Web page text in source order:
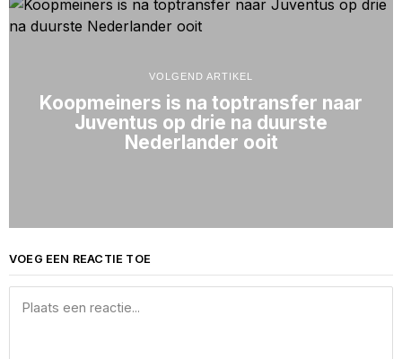
VOLGEND ARTIKEL
Koopmeiners is na toptransfer naar
Juventus op drie na duurste
Nederlander ooit
VOEG EEN REACTIE TOE